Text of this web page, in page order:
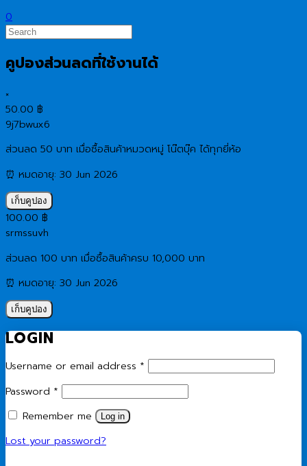
0
คูปองส่วนลดที่ใช้งานได้
×
50.00 ฿
9j7bwux6
ส่วนลด 50 บาท เมื่อซื้อสินค้าหมวดหมู่ โน๊ตบุ๊ค ได้ทุกยี่ห้อ
⏰ หมดอายุ: 30 Jun 2026
เก็บคูปอง
100.00 ฿
srmssuvh
ส่วนลด 100 บาท เมื่อซื้อสินค้าครบ 10,000 บาท
⏰ หมดอายุ: 30 Jun 2026
เก็บคูปอง
LOGIN
Username or email address *
Password * Required
Remember me
Log in
Lost your password?